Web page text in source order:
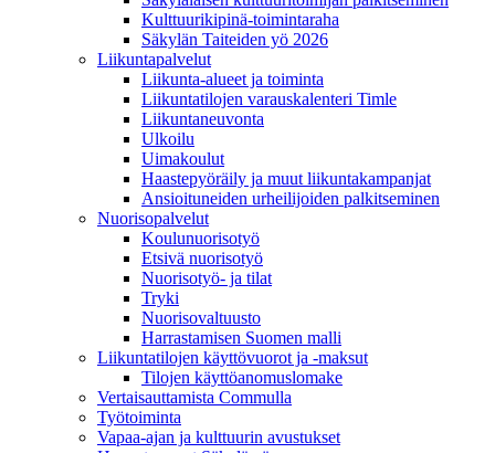
Kulttuurikipinä-toimintaraha
Säkylän Taiteiden yö 2026
Liikuntapalvelut
Liikunta-alueet ja toiminta
Liikuntatilojen varauskalenteri Timle
Liikuntaneuvonta
Ulkoilu
Uimakoulut
Haastepyöräily ja muut liikuntakampanjat
Ansioituneiden urheilijoiden palkitseminen
Nuorisopalvelut
Koulunuorisotyö
Etsivä nuorisotyö
Nuorisotyö- ja tilat
Tryki
Nuorisovaltuusto
Harrastamisen Suomen malli
Liikuntatilojen käyttövuorot ja -maksut
Tilojen käyttöanomuslomake
Vertaisauttamista Commulla
Työtoiminta
Vapaa-ajan ja kulttuurin avustukset